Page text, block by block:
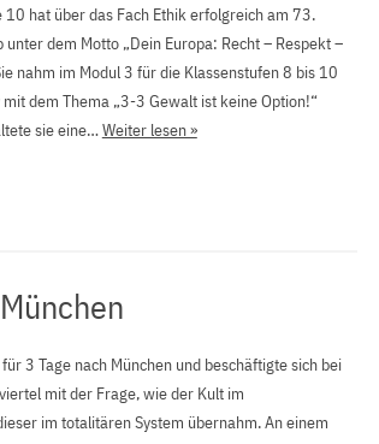
10 hat über das Fach Ethik erfolgreich am 73.
dem Motto „Dein Europa: Recht – Respekt –
nahm im Modul 3 für die Klassenstufen 8 bis 10
dem Thema „3-3 Gewalt ist keine Option!“
sie eine…Weiter lesen »
3 Tage nach München und beschäftigte sich bei
mit der Frage, wie der Kult im
im totalitären System übernahm. An einem